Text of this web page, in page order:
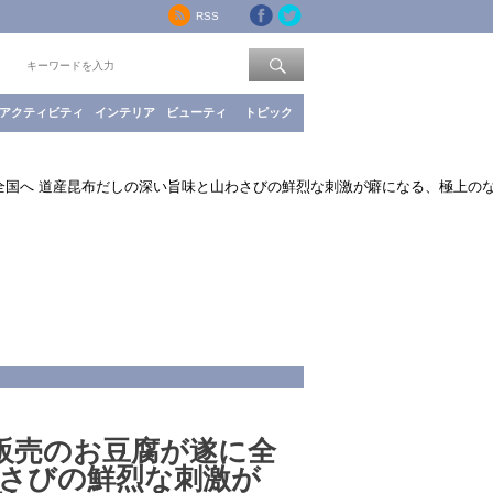
RSS
アクティビティ インテリア ビューティ トピック
へ 道産昆布だしの深い旨味と山わさびの鮮烈な刺激が癖になる、極上の
売のお豆腐が遂に全
びの鮮烈な刺激が